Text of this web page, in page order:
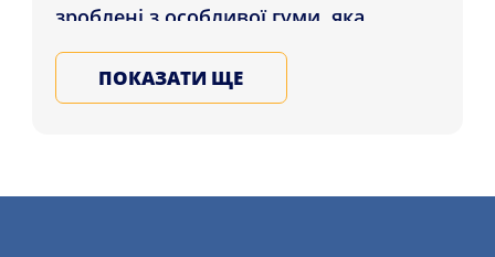
зроблені з особливої гуми, яка
залишається м'якою і чіпкою навіть у
сильні морози. Шини не дубіють на
холоді та забезпечують надійне
звивистих канавок добре виводить
ПОКАЗАТИ ЩЕ